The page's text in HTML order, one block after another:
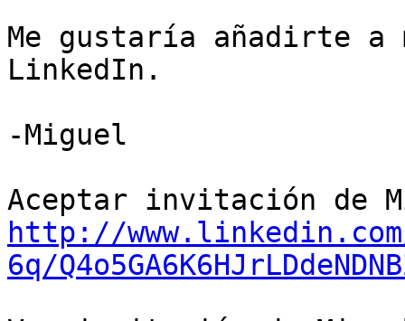
Me gustaría añadirte
LinkedIn.
-Miguel
http://
6q/